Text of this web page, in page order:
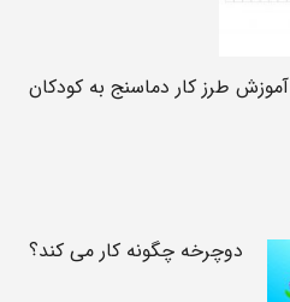
آموزش طرز کار دماسنج به کودکان
دوچرخه چگونه کار می کند؟